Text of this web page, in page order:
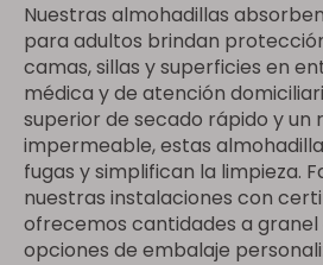
Nuestras almohadillas
para adultos brindan
camas, sillas y superficies en
médica y de atención
superior de secado rápido y un
impermeable, estas
fugas y simplifican la limpieza.
nuestras instalaciones con
ofrecemos cantidades a
opciones de embalaje